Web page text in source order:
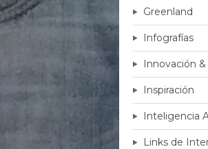
Greenland
Infografías
Innovación
Inspiración
Inteligencia
Links de